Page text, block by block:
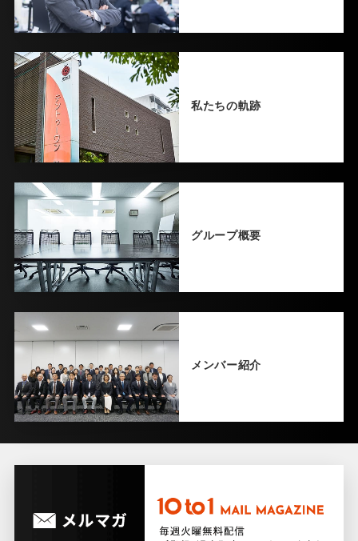
私たちの軌跡
グループ概要
メンバー紹介